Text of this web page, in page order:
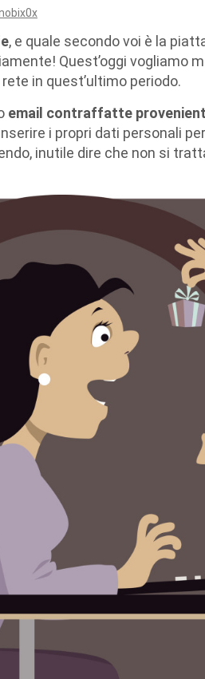
, e quale secondo voi è la
Quest’oggi vogliamo
in quest’ultimo periodo.
email contraffatte
i propri dati personali per
inutile dire che non si